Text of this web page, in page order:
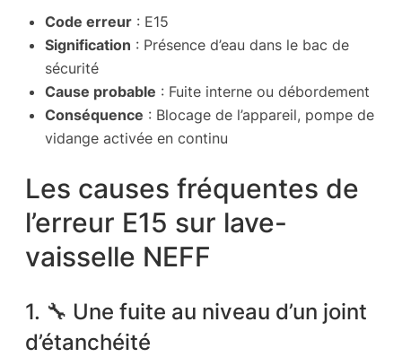
Code erreur : E15
Signification : Présence d’eau dans le bac de
sécurité
Cause probable : Fuite interne ou débordement
Conséquence : Blocage de l’appareil, pompe de
vidange activée en continu
Les causes fréquentes de
l’erreur E15 sur lave-
vaisselle NEFF
1. 🔧 Une fuite au niveau d’un joint
d’étanchéité